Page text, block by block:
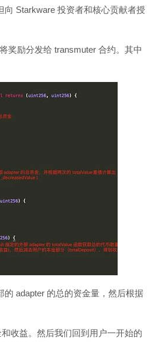
向 Starkware 投资者和核心贡献者授
奖励分发给 transmuter 合约。其中
adapter 的总的资金量，然后根据
收益。然后我们回到用户一开始的